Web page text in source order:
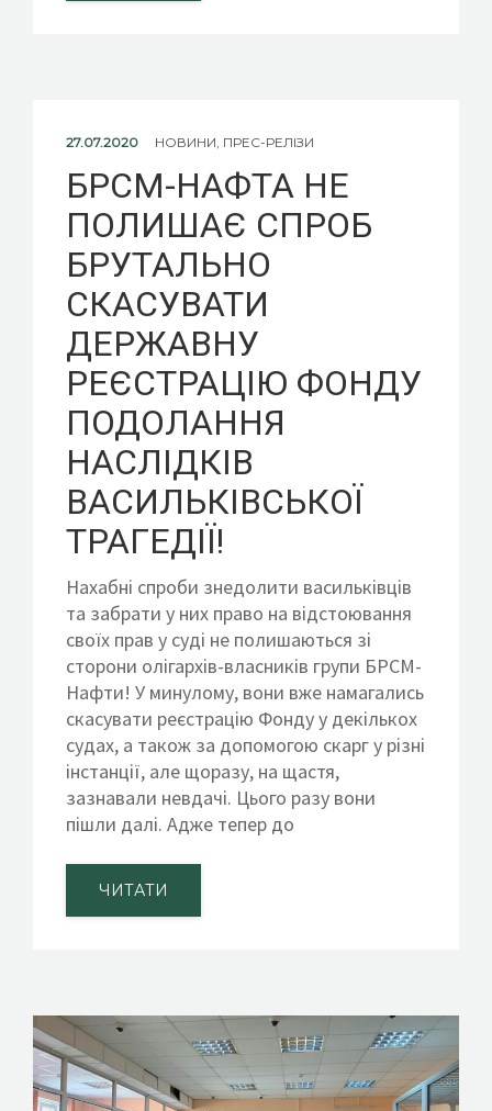
27.07.2020 НОВИНИ ПРЕС-РЕЛІЗИ
БРСМ-НАФТА НЕ
ПОЛИШАЄ СПРОБ
БРУТАЛЬНО
СКАСУВАТИ
ДЕРЖАВНУ
РЕЄСТРАЦІЮ ФОНДУ
ПОДОЛАННЯ
НАСЛІДКІВ
ВАСИЛЬКІВСЬКОЇ
ТРАГЕДІЇ!
Нахабні спроби знедолити васильківців
та забрати у них право на відстоювання
своїх прав у суді не полишаються зі
сторони олігархів-власників групи БРСМ-
Нафти! У минулому, вони вже намагались
скасувати реєстрацію Фонду у декількох
судах, а також за допомогою скарг у різні
інстанції, але щоразу, на щастя,
зазнавали невдачі. Цього разу вони
пішли далі. Адже тепер до
ЧИТАТИ